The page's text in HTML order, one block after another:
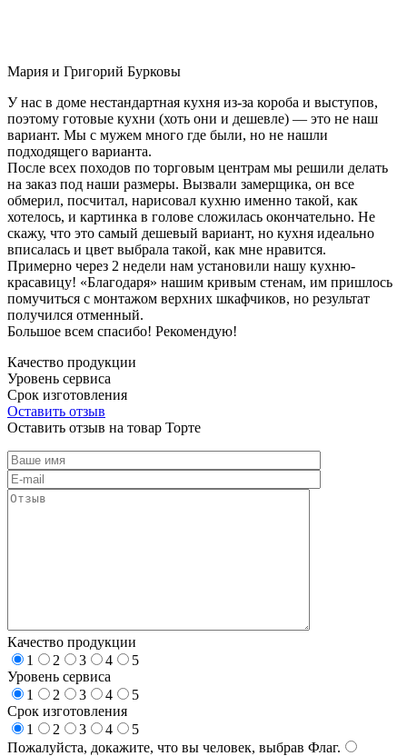
Мария и Григорий Бурковы
У нас в доме нестандартная кухня из-за короба и выступов,
поэтому готовые кухни (хоть они и дешевле) — это не наш
вариант. Мы с мужем много где были, но не нашли
подходящего варианта.
После всех походов по торговым центрам мы решили делать
на заказ под наши размеры. Вызвали замерщика, он все
обмерил, посчитал, нарисовал кухню именно такой, как
хотелось, и картинка в голове сложилась окончательно. Не
скажу, что это самый дешевый вариант, но кухня идеально
вписалась и цвет выбрала такой, как мне нравится.
Примерно через 2 недели нам установили нашу кухню-
красавицу! «Благодаря» нашим кривым стенам, им пришлось
помучиться с монтажом верхних шкафчиков, но результат
получился отменный.
Большое всем спасибо! Рекомендую!
Качество продукции
Уровень сервиса
Срок изготовления
Оставить отзыв
Оставить отзыв на товар Торте
Качество продукции
1
2 3 4
5
Уровень сервиса
1
2 3 4
5
Срок изготовления
1
2 3 4
5
Пожалуйста, докажите, что вы человек, выбрав Флаг.